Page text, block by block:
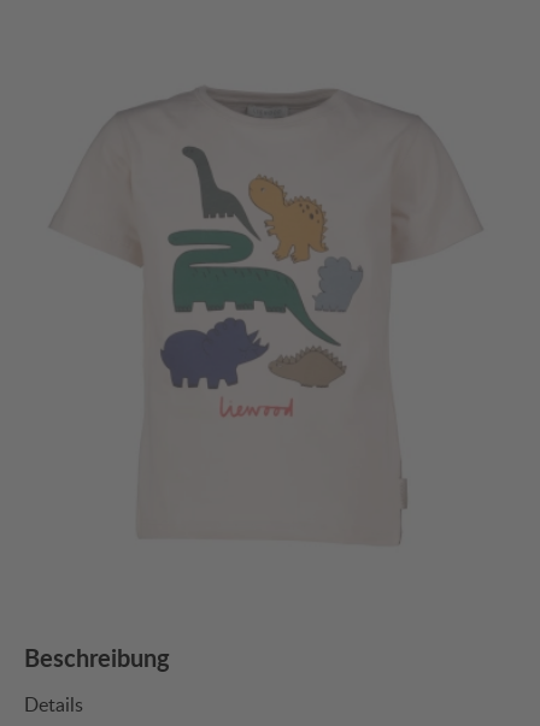
Beschreibung
Details